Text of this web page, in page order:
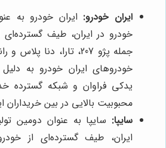
ایران خودرو: ایران خودرو به
خودرو در ایران، طیف گسترده‌ای
جمله پژو 207، تارا، دنا
خودروهای ایران خودرو به
یدکی فراوان و شبکه گسترده
محبوبیت بالایی در بین خریداران
سایپا: سایپا به عنوان دومین
ایران، طیف گسترده‌ای از